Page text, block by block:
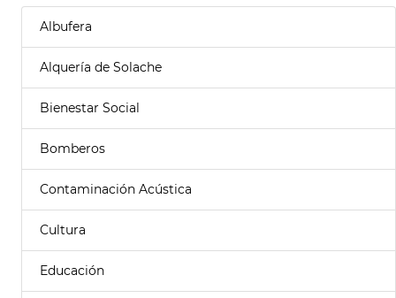
Albufera
Alquería de Solache
Bienestar Social
Bomberos
Contaminación Acústica
Cultura
Educación